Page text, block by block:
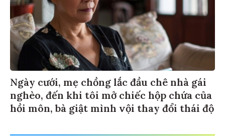
Ngày cưới, mẹ chồng lắc đầu chê nhà gái
nghèo, đến khi tôi mở chiếc hộp chứa của
hồi môn, bà giật mình vội thay đổi thái độ